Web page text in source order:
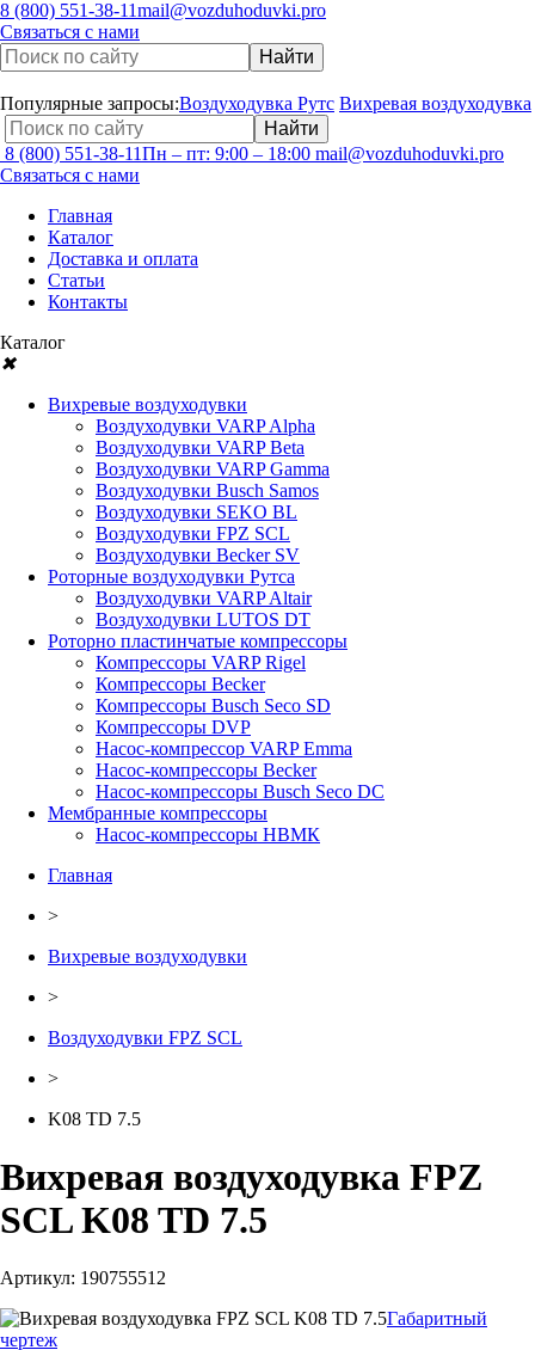
8 (800) 551-38-11mail@vozduhoduvki.pro
Связаться с нами
Популярные запросы:Воздуходувка Рутс Вихревая воздуходувка
8 (800) 551-38-11Пн – пт: 9:00 – 18:00 mail@vozduhoduvki.pro
Связаться с нами
Главная
Каталог
Доставка и оплата
Статьи
Контакты
Каталог
✖
Вихревые воздуходувки
Воздуходувки VARP Alpha
Воздуходувки VARP Beta
Воздуходувки VARP Gamma
Воздуходувки Busch Samos
Воздуходувки SEKO BL
Воздуходувки FPZ SCL
Воздуходувки Becker SV
Роторные воздуходувки Рутса
Воздуходувки VARP Altair
Воздуходувки LUTOS DT
Роторно пластинчатые компрессоры
Компрессоры VARP Rigel
Компрессоры Becker
Компрессоры Busch Seco SD
Компрессоры DVP
Насос-компрессор VARP Emma
Насос-компрессоры Becker
Насос-компрессоры Busch Seco DC
Мембранные компрессоры
Насос-компрессоры НВМК
Главная
>
Вихревые воздуходувки
>
Воздуходувки FPZ SCL
>
K08 TD 7.5
Вихревая воздуходувка FPZ
SCL K08 TD 7.5
Артикул: 190755512
Габаритный
чертеж